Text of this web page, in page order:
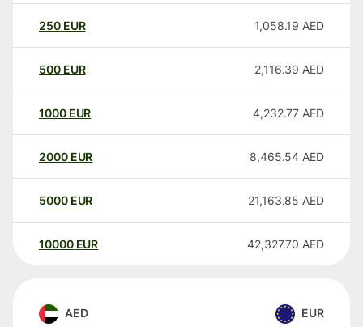
250 EUR 1,058.19 AED
500 EUR 2,116.39 AED
1000 EUR 4,232.77 AED
2000 EUR 8,465.54 AED
5000 EUR 21,163.85 AED
10000 EUR 42,327.70 AED
AED EUR